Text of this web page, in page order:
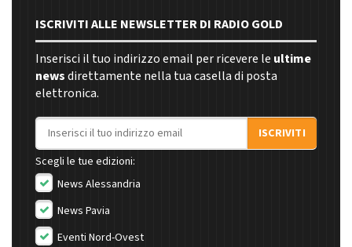
ISCRIVITI ALLE NEWSLETTER DI RADIO GOLD
Inserisci il tuo indirizzo email per ricevere le ultime
newsdirettamente nella tua casella di posta
elettronica.
Indirizzo email
ISCRIVITI
Scegli le tue edizioni:
News Alessandria
News Pavia
Eventi Nord-Ovest